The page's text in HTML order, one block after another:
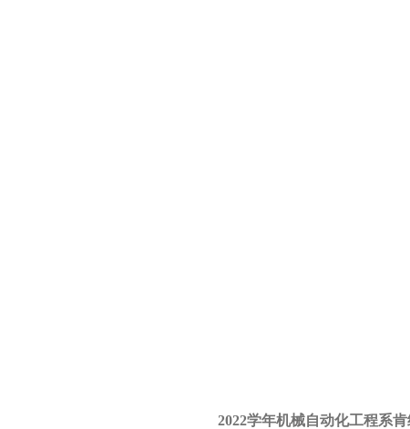
2022学年机械自动化工程系肯